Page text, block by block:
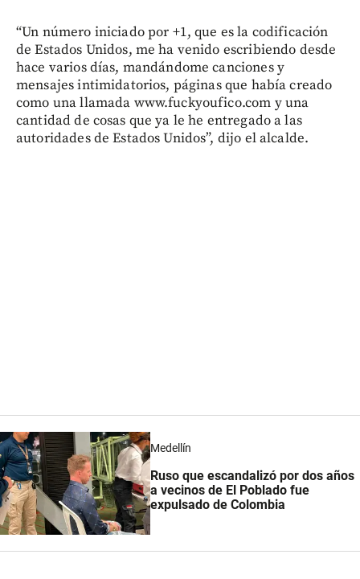
“Un número iniciado por +1, que es la codificación
de Estados Unidos, me ha venido escribiendo desde
hace varios días, mandándome canciones y
mensajes intimidatorios, páginas que había creado
como una llamada www.fuckyoufico.com y una
cantidad de cosas que ya le he entregado a las
autoridades de Estados Unidos”, dijo el alcalde.
Medellín
Ruso que escandalizó por dos años
a vecinos de El Poblado fue
expulsado de Colombia